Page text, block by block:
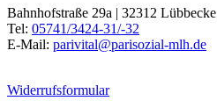
Bahnhofstraße 29a | 32312 Lübbecke
Tel: 05741/3424-31/-32
E-Mail: parivital@parisozial-mlh.de
Widerrufsformular